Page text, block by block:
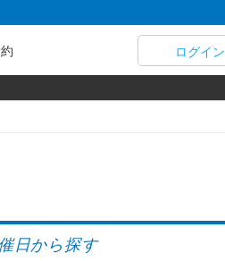
ログイン
日から探す